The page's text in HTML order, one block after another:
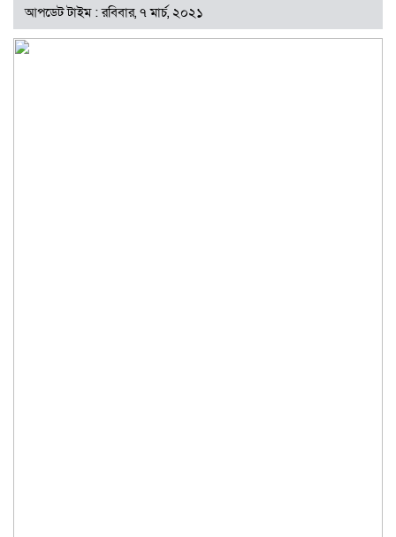
আপডেট টাইম : রবিবার, ৭ মার্চ, ২০২১